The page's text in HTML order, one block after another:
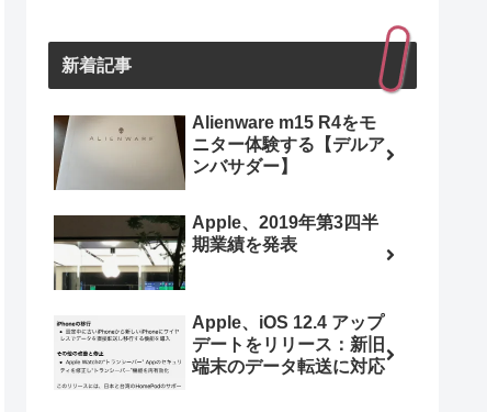
新着記事
Alienware m15 R4をモ
ニター体験する【デルア
ンバサダー】
Apple、2019年第3四半
期業績を発表
Apple、iOS 12.4 アップ
デートをリリース：新旧
端末のデータ転送に対応